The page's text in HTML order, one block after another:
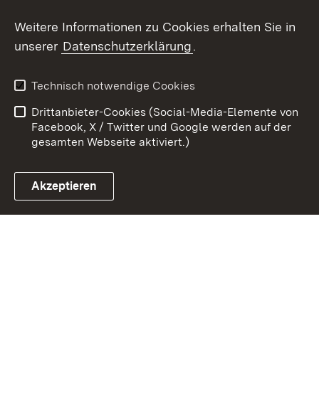
Link zum Landesportal
Kontakt
Datenschutz
Barrierefreiheit
Impressum
Cookies
Weitere Informationen zu Cookies erhalten Sie in
unserer Datenschutzerklärung.
Technisch notwendige Cookies
Drittanbieter-Cookies (Social-Media-Elemente von
Facebook, X / Twitter und Google werden auf der
gesamten Webseite aktiviert.)
Akzeptieren